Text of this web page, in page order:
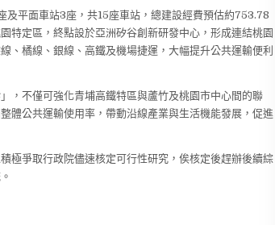
及平面車站3座，共15座車站，總建設經費預估約753.78
特定區，終點設於亞洲矽谷創新研發中心，形成連結桃園
、橘線、銀線、高鐵及機場捷運，大幅提升公共運輸便利
，不僅可強化青埔高鐵特區與蘆竹及桃園市中心間的聯
體公共運輸使用率，帶動沿線產業與生活機能發展，促進
極爭取行政院儘速核定可行性研究，俟核定後趕辦後續綜